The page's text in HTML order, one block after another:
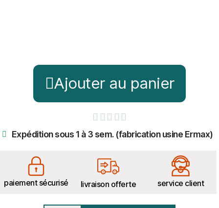
Ajouter au panier
    
Expédition sous 1 à 3 sem. (fabrication usine Ermax)
paiement sécurisé livraison offerte service client